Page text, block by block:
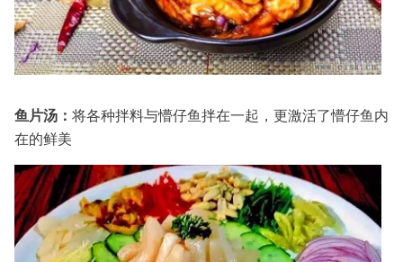
鱼片汤： 将各种拌料与懵仔鱼拌在一起，更激活了懵仔鱼内
在的鲜美